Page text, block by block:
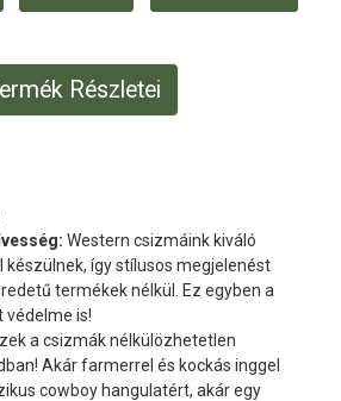
Részletei
Western csizmáink kiváló
így stílusos megjelenést
termékek nélkül. Ez egyben a
védelme is!
a csizmák nélkülözhetetlen
Akár farmerrel és kockás inggel
cowboy hangulatért, akár egy